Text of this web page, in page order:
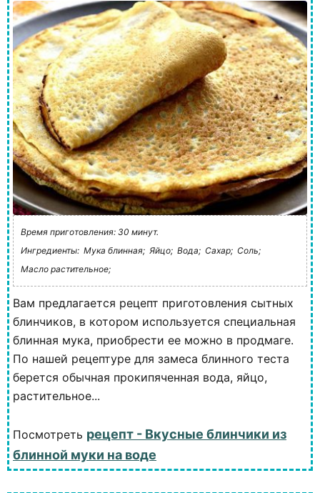
Время приготовления: 30 минут.
Ингредиенты: Мука блинная; Яйцо; Вода; Сахар; Соль;
Масло растительное;
Вам предлагается рецепт приготовления сытных
блинчиков, в котором используется специальная
блинная мука, приобрести ее можно в продмаге.
По нашей рецептуре для замеса блинного теста
берется обычная прокипяченная вода, яйцо,
растительное...
Посмотреть рецепт - Вкусные блинчики из
блинной муки на воде